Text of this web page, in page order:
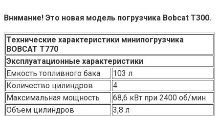
Внимание! Это новая модель погрузчика Bobcat T300.
Технические характеристики минипогрузчика
BOBCAT T770
Эксплуатационные характеристики
Емкость топливного бака
103 л
Количество цилиндров
4
Максимальная мощность
68,6 кВт при 2400 об/мин
Объем цилиндров
3,8 л